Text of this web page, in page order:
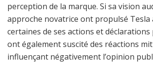
perception de la marque. Si sa vision
approche novatrice ont propulsé Tesla
certaines de ses actions et
ont également suscité des réactions
influençant négativement l’opinion